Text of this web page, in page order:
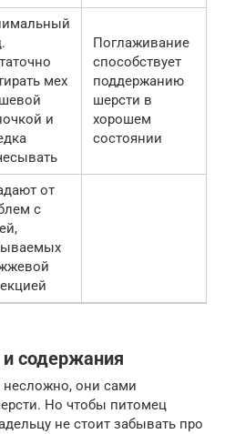
мех
и
Поглаживание
способствует
поддержанию
шерсти в
хорошем
состоянии
от
с
и содержания
они сами
Но чтобы питомец
не стоит забывать про